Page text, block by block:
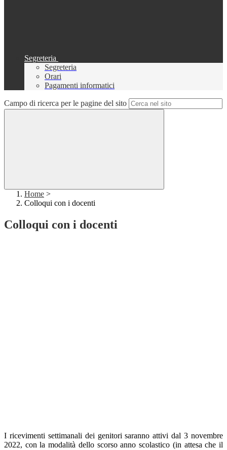
Segreteria
Segreteria
Orari
Pagamenti informatici
Campo di ricerca per le pagine del sito
Home >
Colloqui con i docenti
Colloqui con i docenti
I ricevimenti settimanali dei genitori saranno attivi dal 3 novembre
2022, con la modalità dello scorso anno scolastico (in attesa che il